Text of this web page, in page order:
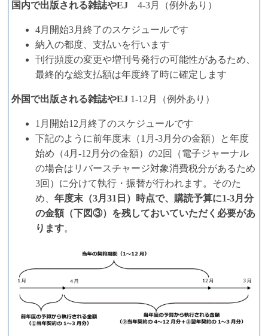
国内で出版される雑誌やEJ 4-3月（例外あり）
4月開始3月終了のスケジュールです
納入の都度、支払いを行います
刊行頻度の変更や増刊号発行の可能性があるため、
最終的な総支払額は年度終了時に確定します
外国で出版される雑誌やEJ 1-12月（例外あり）
1月開始12月終了のスケジュールです
下記のように前年度末（1月-3月分の金額）と年度
始め（4月-12月分の金額）の2回（電子ジャーナル
の場合はリバースチャージ対象消費税分があるため
3回）に分けて執行・振替が行われます。そのた
め、 年度末（3月31日）時点で、購読予算に1-3月分
の金額（下図③）を残しておいていただく必要があ
ります。